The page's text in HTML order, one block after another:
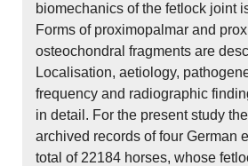
biomechanics of the fetlock joint
Forms of proximopalmar and
osteochondral fragments are
Localisation, aetiology,
frequency and radiographic
in detail. For the present study
archived records of four German
total of 22184 horses, whose